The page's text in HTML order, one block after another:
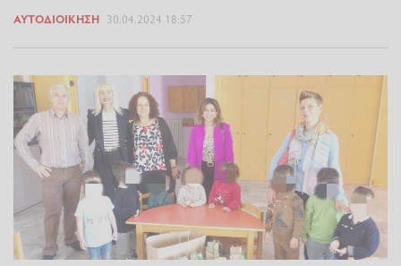
ΑΥΤΟΔΙΟΊΚΗΣΗ 30.04.2024 18:57